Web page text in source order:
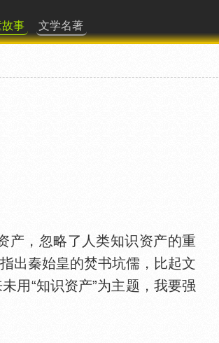
故事 文学名著
，忽略了人类知识资产的重
出秦始皇的焚书坑儒，比起文
用“知识资产”为主题，我要强